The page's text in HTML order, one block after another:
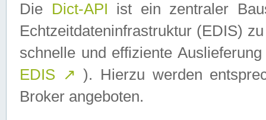
Die Dict-API ist ein zentraler
Echtzeitdateninfrastruktur (EDIS)
schnelle und effiziente
EDIS ↗ ). Hierzu werden
Broker angeboten.